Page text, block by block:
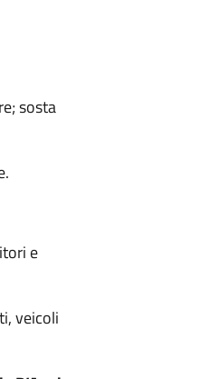
sosta
e
veicoli